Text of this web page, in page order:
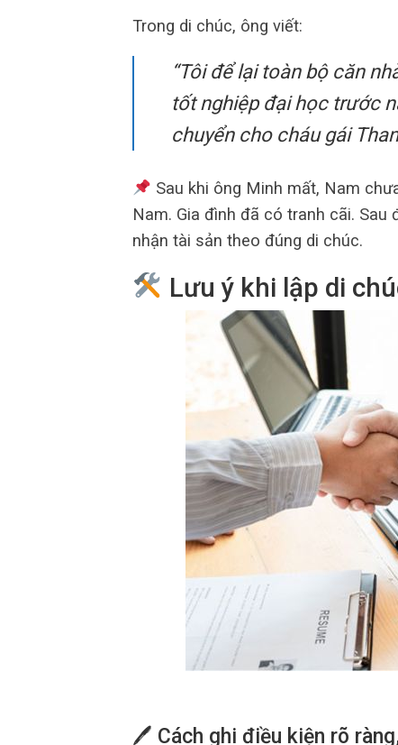
Trong di chúc, ông viết:
“Tôi để lại toàn bộ căn
tốt nghiệp đại học trước
chuyển cho cháu gái
Sau khi ông Minh mất, Nam
Nam. Gia đình đã có tranh cãi.
nhận tài sản theo đúng di chúc.
Lưu ý khi lập di
🖊 Cách ghi điều kiện rõ